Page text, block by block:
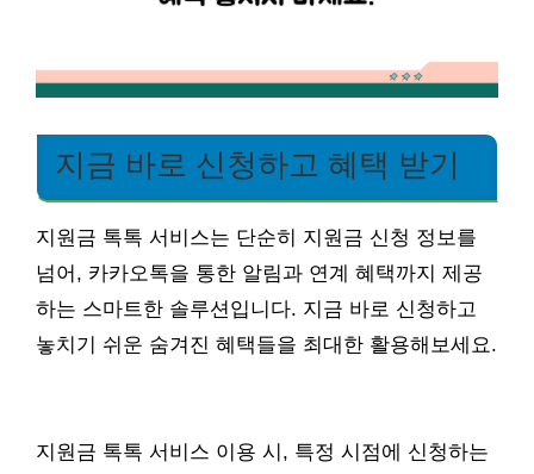
지금 바로 신청하고 혜택 받기
지원금 톡톡 서비스는 단순히 지원금 신청 정보를
넘어, 카카오톡을 통한 알림과 연계 혜택까지 제공
하는 스마트한 솔루션입니다. 지금 바로 신청하고
놓치기 쉬운 숨겨진 혜택들을 최대한 활용해보세요.
지원금 톡톡 서비스 이용 시, 특정 시점에 신청하는